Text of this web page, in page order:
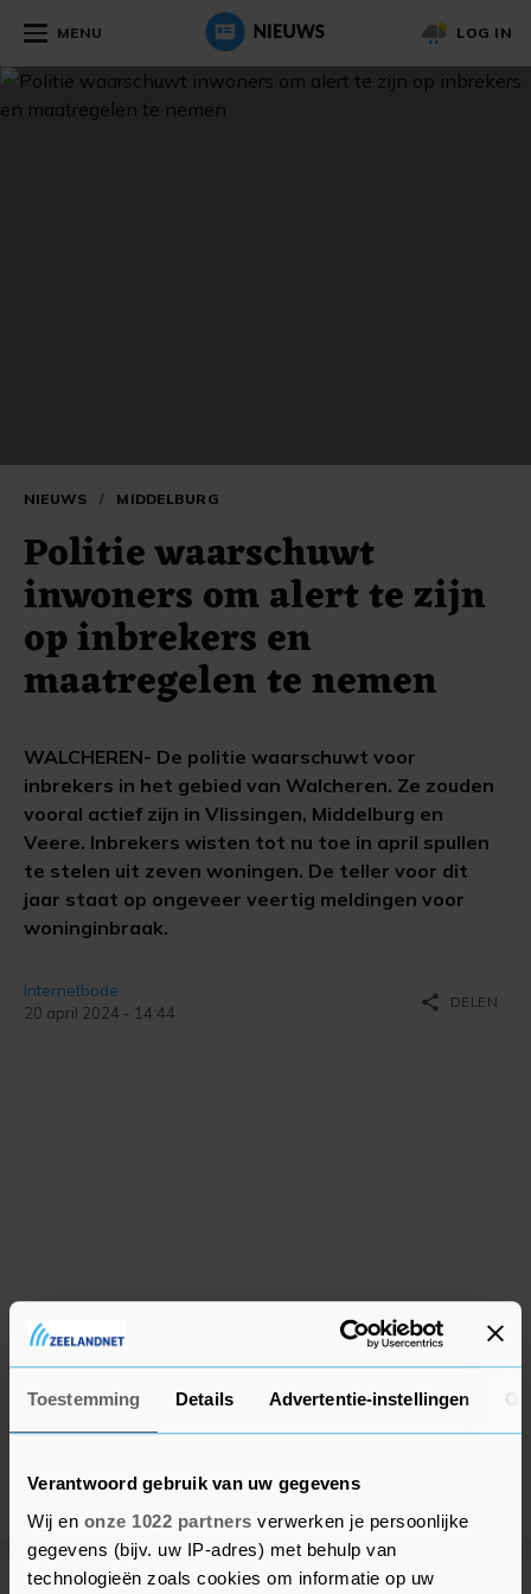
Toestemming Details Advertentie-instellingen
Verantwoord gebruik van uw gegevens
Wij en onze 1022 partners verwerken je persoonlijke
gegevens (bijv. uw IP-adres) met behulp van
technologieën zoals cookies om informatie op uw
MENU LOG IN
NIEUWS / MIDDELBURG
Politie waarschuwt
inwoners om alert te zijn
op inbrekers en
maatregelen te nemen
WALCHEREN- De politie waarschuwt voor
inbrekers in het gebied van Walcheren. Ze zouden
vooral actief zijn in Vlissingen, Middelburg en
Veere. Inbrekers wisten tot nu toe in april spullen
te stelen uit zeven woningen. De teller voor dit
jaar staat op ongeveer veertig meldingen voor
woninginbraak.
Internetbode
20 april 2024 - 14:44
share DELEN